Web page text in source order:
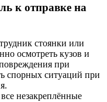
к отправке на
стоянки или
осмотреть кузов и
при
спорных ситуаций при
незакреплённые